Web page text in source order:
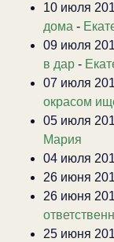
10 июля
дома -
09 июля
в дар -
07 июля
окрасом
05 июля
Мария
04 июля
26 июня
26 июня
25 июня